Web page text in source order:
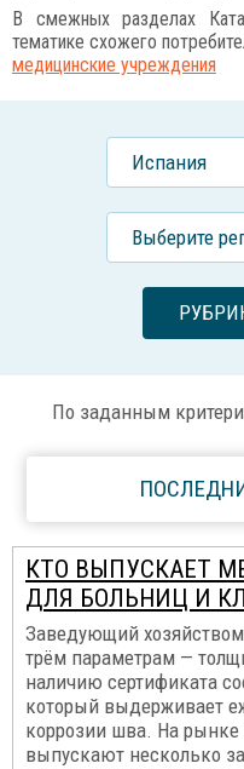
В смежных разделах
тематике схожего
медицинские учреждения
Испания
Выберите
По заданным
КТО ВЫПУСКАЕТ
ДЛЯ БОЛЬНИЦ И
Заведующий
трём параметрам —
наличию сертификата
который выдерживает
коррозии шва. На рынке
выпускают несколько